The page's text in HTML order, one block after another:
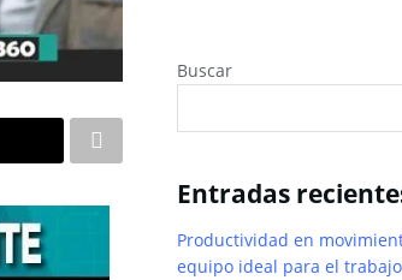
Buscar
Entradas
Productividad en
equipo ideal para el